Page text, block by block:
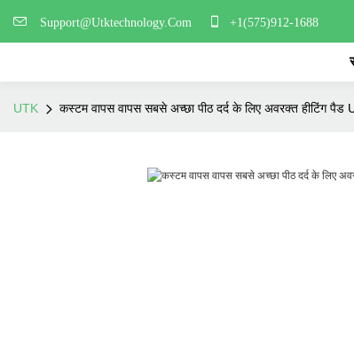
Support@Utktechnology.Com +1(575)912-1688
UTK कस्टम वापस वापस सबसे अच्छा पीठ दर्द के लिए अवरक्त हीटिंग पैड